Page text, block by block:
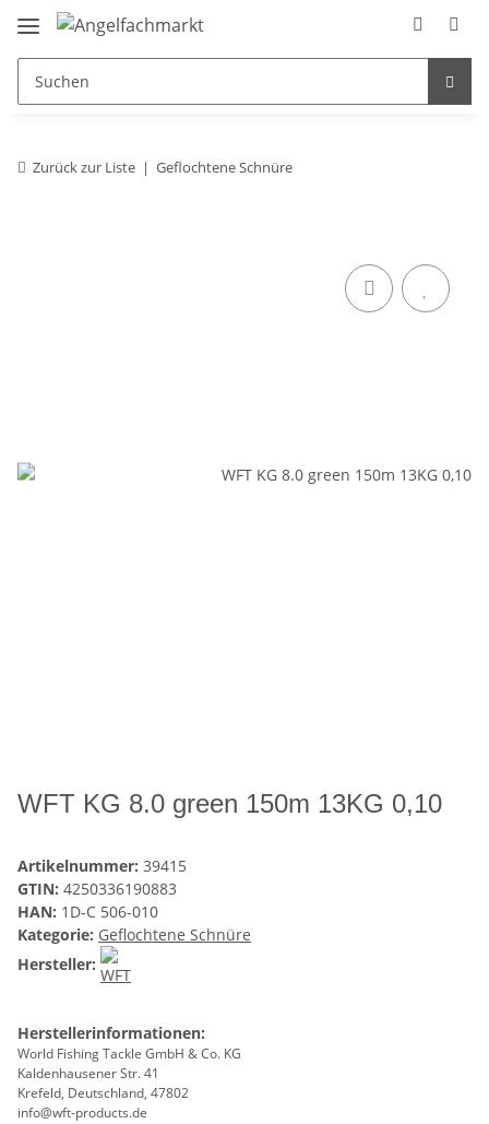
Zurück zur Liste Geflochtene Schnüre
WFT KG 8.0 green 150m 13KG 0,10
Artikelnummer: 39415
GTIN: 4250336190883
HAN: 1D-C 506-010
Kategorie: Geflochtene Schnüre
Hersteller:
Herstellerinformationen:
World Fishing Tackle GmbH & Co. KG
Kaldenhausener Str. 41
Krefeld, Deutschland, 47802
info@wft-products.de